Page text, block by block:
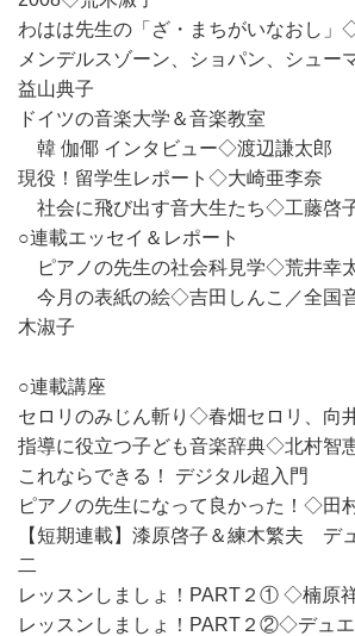
わはは先生の「ざ・まちがいなおし
メンデルスゾーン、ショパン、シュ
益山典子
ドイツの音楽大学＆音楽教室
韓 伽倻 インタビュー◇渡辺謙太郎
現役！留学生レポート◇大崎亜李奈
社会に飛び出す音大生たち◇工藤
○連載エッセイ＆レポート
ピアノの先生の社会科見学◇荒井幸
今月の表紙の絵◇吉田しんこ／全国
木淑子
○連載講座
セロリのみじん斬り◇春畑セロリ、向
指導に役立つ子ども音楽辞典◇北村智
これならできる！ デジタル超入門
ピアノの先生になって良かった！◇田
【短期連載】漆原啓子＆練木繁夫 デ
二
レッスンしましょ！PART２① ◇楠原
レッスンしましょ！PART２②◇デュ